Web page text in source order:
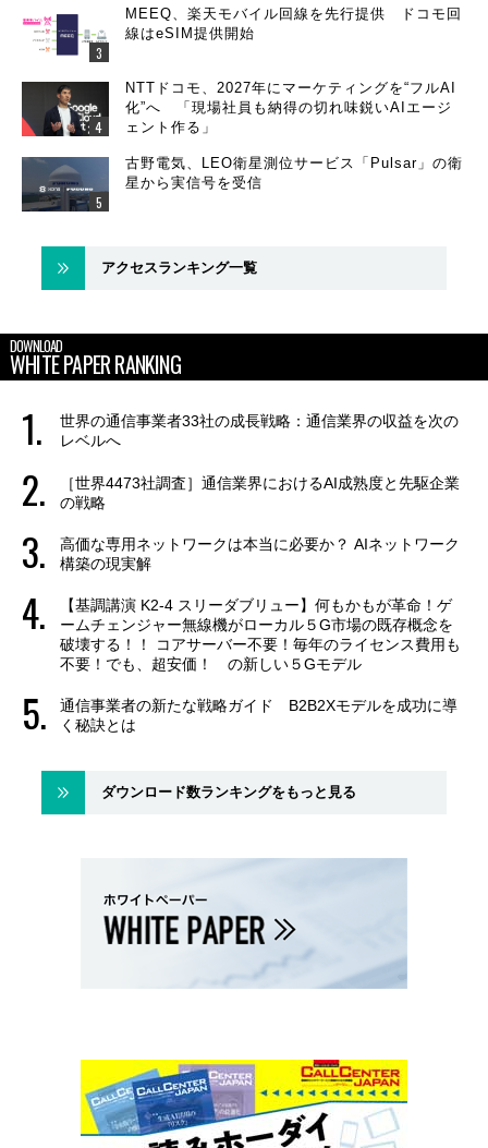
MEEQ、楽天モバイル回線を先行提供 ドコモ回
線はeSIM提供開始
NTTドコモ、2027年にマーケティングを“フルAI
化”へ 「現場社員も納得の切れ味鋭いAIエージ
ェント作る」
古野電気、LEO衛星測位サービス「Pulsar」の衛
星から実信号を受信
アクセスランキング一覧
DOWNLOAD
WHITE PAPER RANKING
世界の通信事業者33社の成長戦略：通信業界の収益を次の
レベルへ
［世界4473社調査］通信業界におけるAI成熟度と先駆企業
の戦略
高価な専用ネットワークは本当に必要か？ AIネットワーク
構築の現実解
【基調講演 K2-4 スリーダブリュー】何もかもが革命！ゲ
ームチェンジャー無線機がローカル５G市場の既存概念を
破壊する！！ コアサーバー不要！毎年のライセンス費用も
不要！でも、超安価！ の新しい５Gモデル
通信事業者の新たな戦略ガイド B2B2Xモデルを成功に導
く秘訣とは
ダウンロード数ランキングをもっと見る